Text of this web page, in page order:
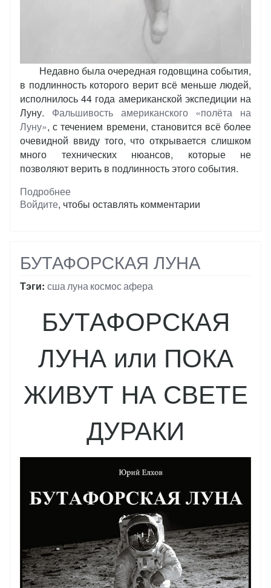
Недавно была очередная годовщина события,
в подлинность которого верит всё меньше людей,
исполнилось 44 года американской экспедиции на
Луну. Фальшивость американского «полёта на
Луну», с течением времени, становится всё более
очевидной ввиду того, что открывается слишком
много технических нюансов, которые не
позволяют верить в подлинность этого события.
Подробнее
Плохое
Войдите, чтобы оставлять комментарии
БУТАФОРСКАЯ ЛУНА
Тэги сшалунакосмосафера
БУТАФОРСКАЯ
ЛУНА или ПОКА
ЖИВУТ НА СВЕТЕ
ДУРАКИ